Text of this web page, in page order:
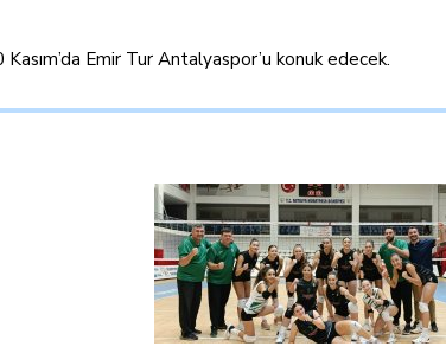
Emir Tur Antalyaspor’u konuk edecek.